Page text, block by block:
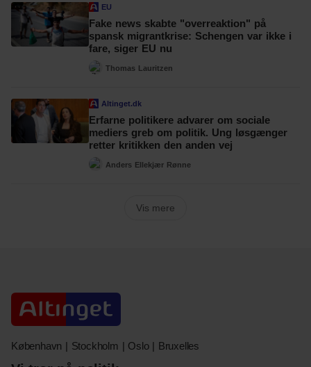
EU
Fake news skabte "overreaktion" på
spansk migrantkrise: Schengen var ikke i
fare, siger EU nu
Thomas Lauritzen
Altinget.dk
Erfarne politikere advarer om sociale
mediers greb om politik. Ung løsgænger
retter kritikken den anden vej
Anders Ellekjær Rønne
Vis mere
København | Stockholm | Oslo | Bruxelles